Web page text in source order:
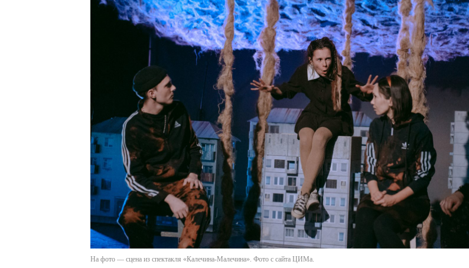
На фото — сцена из спектакля «Калечина-Малечина». Фото с сайта ЦИМа.